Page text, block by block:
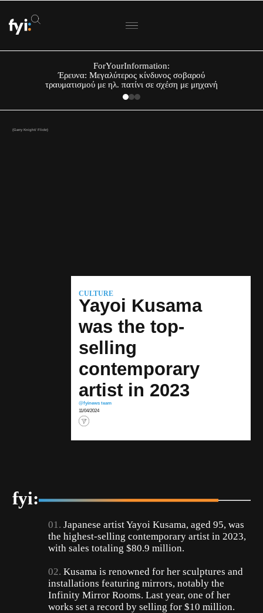
ForYourInformation:
Έρευνα: Μεγαλύτερος κίνδυνος σοβαρού
τραυματισμού με ηλ. πατίνι σε σχέση με μηχανή
(Garry Knight/ Flickr)
CULTURE
Yayoi Kusama
was the top-
selling
contemporary
artist in 2023
@fyinews team
11/04/2024
fyi:
Japanese artist Yayoi Kusama, aged 95, was
the highest-selling contemporary artist in 2023,
with sales totaling $80.9 million.
Kusama is renowned for her sculptures and
installations featuring mirrors, notably the
Infinity Mirror Rooms. Last year, one of her
works set a record by selling for $10 million.